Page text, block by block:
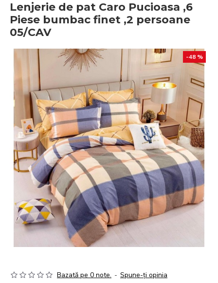
Lenjerie de pat Caro Pucioasa ,6
Piese bumbac finet ,2 persoane
05/CAV
-48 %
Bazată pe 0 note. - Spune-ţi opinia